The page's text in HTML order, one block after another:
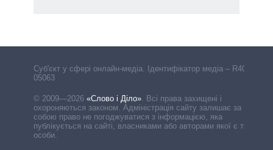
Cуб'єкт у сфері онлайн-медіа. Ідентифікатор медіа – R40-
05063
© 2009—2026 «Слово і Діло». Всі права захищені і
охороняються законом. Адміністрація сайту залишає за
собою право не погоджуватися з інформацією, яка
публікується на сайті, власниками або авторами якої є треті
особи.